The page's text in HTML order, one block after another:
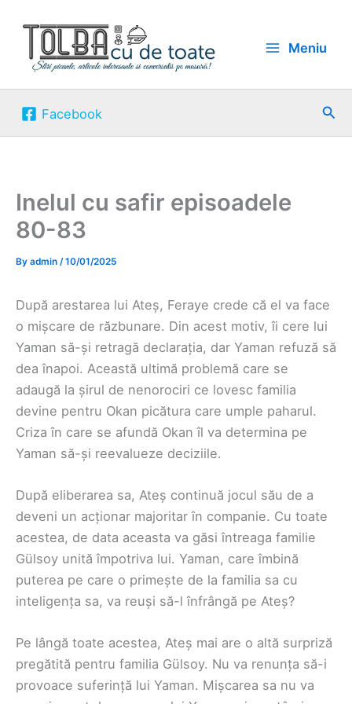
content
Meniu
Facebook
Inelul cu safir episoadele
80-83
By admin /10/01/2025
După arestarea lui Ateș, Feraye crede că el va face
o mișcare de răzbunare. Din acest motiv, îi cere lui
Yaman să-și retragă declarația, dar Yaman refuză să
dea înapoi. Această ultimă problemă care se
adaugă la șirul de nenorociri ce lovesc familia
devine pentru Okan picătura care umple paharul.
Criza în care se afundă Okan îl va determina pe
Yaman să-și reevalueze deciziile.
După eliberarea sa, Ateș continuă jocul său de a
deveni un acționar majoritar în companie. Cu toate
acestea, de data aceasta va găsi întreaga familie
Gülsoy unită împotriva lui. Yaman, care îmbină
puterea pe care o primește de la familia sa cu
inteligența sa, va reuși să-l înfrângă pe Ateș?
Pe lângă toate acestea, Ateș mai are o altă surpriză
pregătită pentru familia Gülsoy. Nu va renunța să-i
provoace suferință lui Yaman. Mișcarea sa nu va